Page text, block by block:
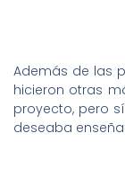
Además de las
hicieron otras
proyecto, pero
deseaba